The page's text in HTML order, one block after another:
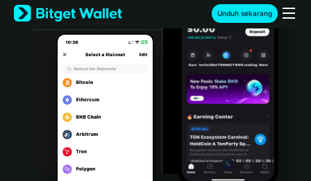
Türkçe
Italiano
Português (Portugal)
Bahasa Indonesia
Unduh sekarang